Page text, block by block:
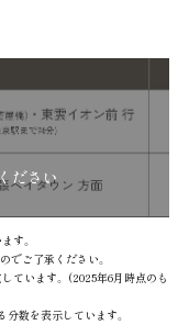
ださい
す。
でご了承ください。
ています。 (2025年6月時点のも
数を表示しています。